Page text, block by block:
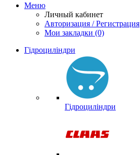
Меню
Личный кабинет
Авторизация / Регистрация
Мои закладки (0)
Гідроциліндри
Гідроциліндри